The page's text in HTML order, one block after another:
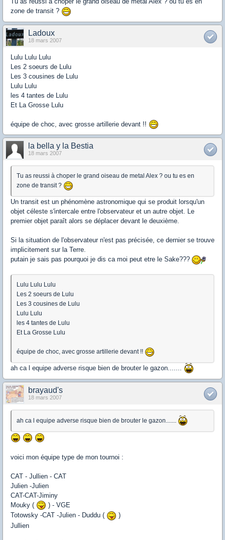
zone de transit ?
Ladoux
18 mars 2007
Lulu Lulu Lulu
Les 2 soeurs de Lulu
Les 3 cousines de Lulu
Lulu Lulu
les 4 tantes de Lulu
Et La Grosse Lulu
équipe de choc, avec grosse artillerie devant !!
la bella y la Bestia
18 mars 2007
Tu as reussi à choper le grand oiseau de metal Alex ? ou tu es en
zone de transit ?
Un transit est un phénomène astronomique qui se produit lorsqu'un
objet céleste s'intercale entre l'observateur et un autre objet. Le
premier objet paraît alors se déplacer devant le deuxième.
Si la situation de l'observateur n'est pas précisée, ce dernier se trouve
implicitement sur la Terre.
putain je sais pas pourquoi je dis ca moi peut etre le Sake???
Lulu Lulu Lulu
Les 2 soeurs de Lulu
Les 3 cousines de Lulu
Lulu Lulu
les 4 tantes de Lulu
Et La Grosse Lulu
équipe de choc, avec grosse artillerie devant !!
ah ca l equipe adverse risque bien de brouter le gazon.......
brayaud's
18 mars 2007
ah ca l equipe adverse risque bien de brouter le gazon.......
voici mon équipe type de mon tournoi :
CAT - Jullien - CAT
Julien -Julien
CAT-CAT-Jiminy
Mouky (
) - VGE
Totowsky -CAT -Julien - Duddu (
)
Jullien